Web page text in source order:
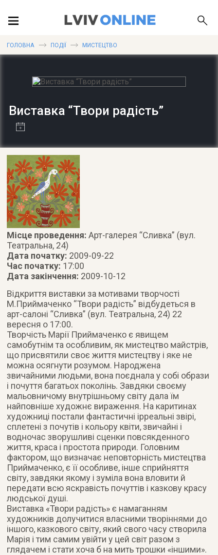
ПУБЛІКАЦІЇ
ДОВІДКА
ГОЛОВНА ПОДІЇ МИСТЕЦТВО
Виставка “Твори радість”
Місце проведення:Арт-галерея “Сливка” (вул.
Театральна, 24)
Дата початку: 2009-09-22
Час початку: 17:00
Дата закінчення: 2009-10-12
Відкриття виставки за мотивами творчості
М.Приймаченко “Твори радість” відбудеться в
арт-салоні “Сливка” (вул. Театральна, 24) 22
вересня о 17:00.
Творчість Марії Приймаченко є явищем
самобутнім та особливим, як мистецтво майстрів,
що присвятили своє життя мистецтву і яке не
можна осягнути розумом. Народжена
звичайними людьми, вона поєднала у собі образи
і почуття багатьох поколінь. Завдяки своєму
мальовничому внутрішньому світу дала їм
найповніше художнє вираження. На каритинах
художниці постали фантастичні ірреальні звірі,
сплетені з почутів і кольору квіти, звичайні і
водночас зворушливі сценки повсякденного
життя, краса і простота природи. Головним
фактором, що визначає неповторність мистецтва
Приймаченко, є її особливе, інше сприйняття
світу, завдяки якому і зуміла вона вловити й
передати всю яскравість почуттів і казкову красу
людської душі.
Виставка «Твори радість» є намаганням
художників долучитися власними творіннями до
іншого, казкового світу, який свого часу створила
Марія і тим самим увійти у цей світ разом з
глядачем і стати хоча б на мить трошки «іншими».